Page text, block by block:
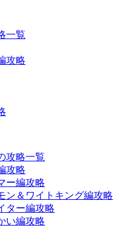
一覧
攻略
攻略一覧
攻略
ー編攻略
ン＆ワイトキング編攻略
ター編攻略
い編攻略